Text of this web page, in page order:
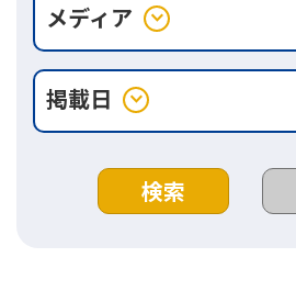
メディア expand_more
掲載日 expand_more
検索